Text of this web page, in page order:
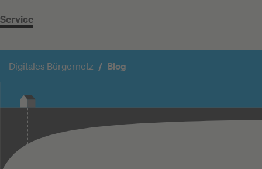
Service
Digitales Bürgernetz Blog